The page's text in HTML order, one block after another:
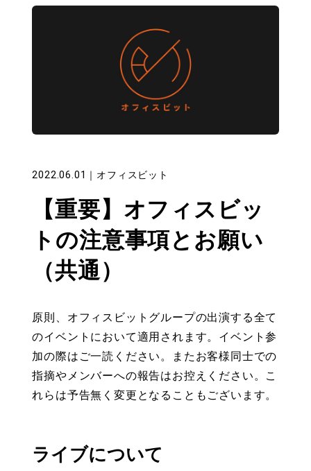
2022.06.01 ｜ オフィスビット
【重要】オフィスビッ
トの注意事項とお願い
（共通）
原則、オフィスビットグループの出演する全て
のイベントにおいて適用されます。イベント参
加の際はご一読ください。またお客様同士での
指摘やメンバーへの報告はお控えください。こ
れらは予告無く変更となることもございます。
ライブについて